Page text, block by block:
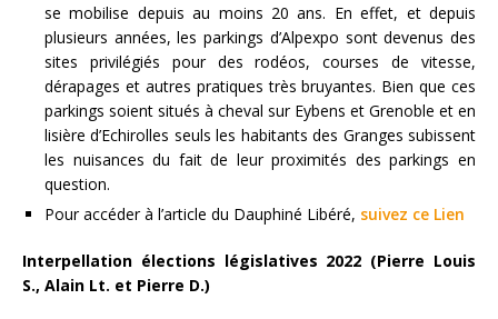
se mobilise depuis au moins 20 ans. En effet, et depuis
plusieurs années, les parkings d’Alpexpo sont devenus des
sites privilégiés pour des rodéos, courses de vitesse,
dérapages et autres pratiques très bruyantes. Bien que ces
parkings soient situés à cheval sur Eybens et Grenoble et en
lisière d’Echirolles seuls les habitants des Granges subissent
les nuisances du fait de leur proximités des parkings en
question.
Pour accéder à l’article du Dauphiné Libéré, suivez ce Lien
Interpellation élections législatives 2022 (Pierre Louis
S., Alain Lt. et Pierre D.)